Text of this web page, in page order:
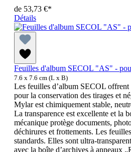
de 53,73 €*
Détails
Feuilles d'album SECOL "AS" -
7.6 x 7.6 cm (L x B)
Les feuilles d’album SECOL offrent
pour la conservation des tirages et
Mylar est chimiquement stable,
La transparence est excellente et la
mécanique protège documents,
déchirures et frottements. Les
standards. Elles sont ultra-
avec la boîte d’archives à anneaux